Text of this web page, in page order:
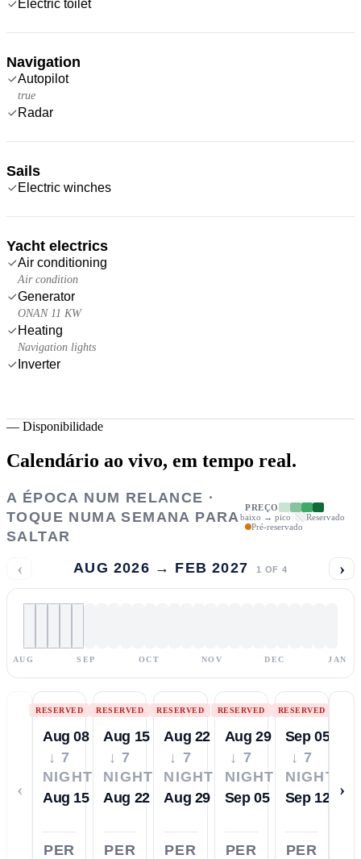
Electric toilet
Navigation
Autopilot
true
Radar
Sails
Electric winches
Yacht electrics
Air conditioning
Air condition
Generator
ONAN 11 KW
Heating
Navigation lights
Inverter
— Disponibilidade
Calendário ao vivo, em tempo real.
A ÉPOCA NUM RELANCE ·
TOQUE NUMA SEMANA PARA
SALTAR
PREÇO
baixo → pico
Reservado
Pré-reservado
‹ AUG 2026 → FEB 2027 1 OF 4 ›
AUG SEP OCT NOV DEC JAN
‹
RESERVED
Aug 08
↓ 7
NIGHTS
Aug 15
PER
RESERVED
Aug 15
↓ 7
NIGHTS
Aug 22
PER
RESERVED
Aug 22
↓ 7
NIGHTS
Aug 29
PER
RESERVED
Aug 29
↓ 7
NIGHTS
Sep 05
PER
RESERVED
Sep 05
↓ 7
NIGHTS
Sep 12
PER
›